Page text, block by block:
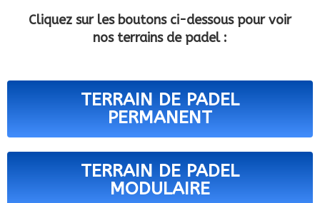
Cliquez sur les boutons ci-dessous pour voir
nos terrains de padel :
TERRAIN DE PADEL
PERMANENT
TERRAIN DE PADEL
MODULAIRE